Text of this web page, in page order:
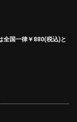
全国一律￥880(税込)と